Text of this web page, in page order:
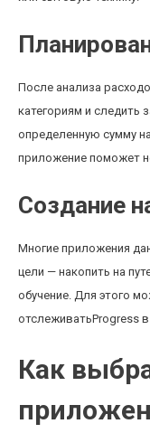
После анализа
категориям и следить
определенную сумму
приложение поможет
Создание
Многие приложения
цели — накопить на
обучение. Для этого
отслеживатьProgress
Как